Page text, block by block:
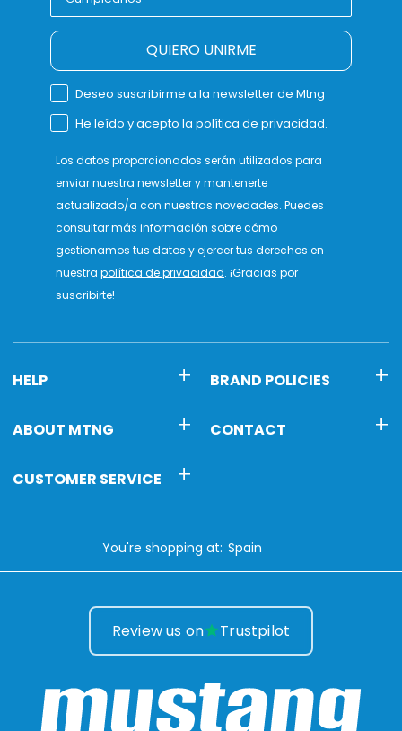
QUIERO UNIRME
Deseo suscribirme a la newsletter de Mtng
He leído y acepto la política de privacidad.
Los datos proporcionados serán utilizados para
enviar nuestra newsletter y mantenerte
actualizado/a con nuestras novedades. Puedes
consultar más información sobre cómo
gestionamos tus datos y ejercer tus derechos en
nuestra política de privacidad. ¡Gracias por
suscribirte!
HELP BRAND POLICIES
ABOUT MTNG CONTACT
CUSTOMER SERVICE
You're shopping at:
Review us on Trustpilot